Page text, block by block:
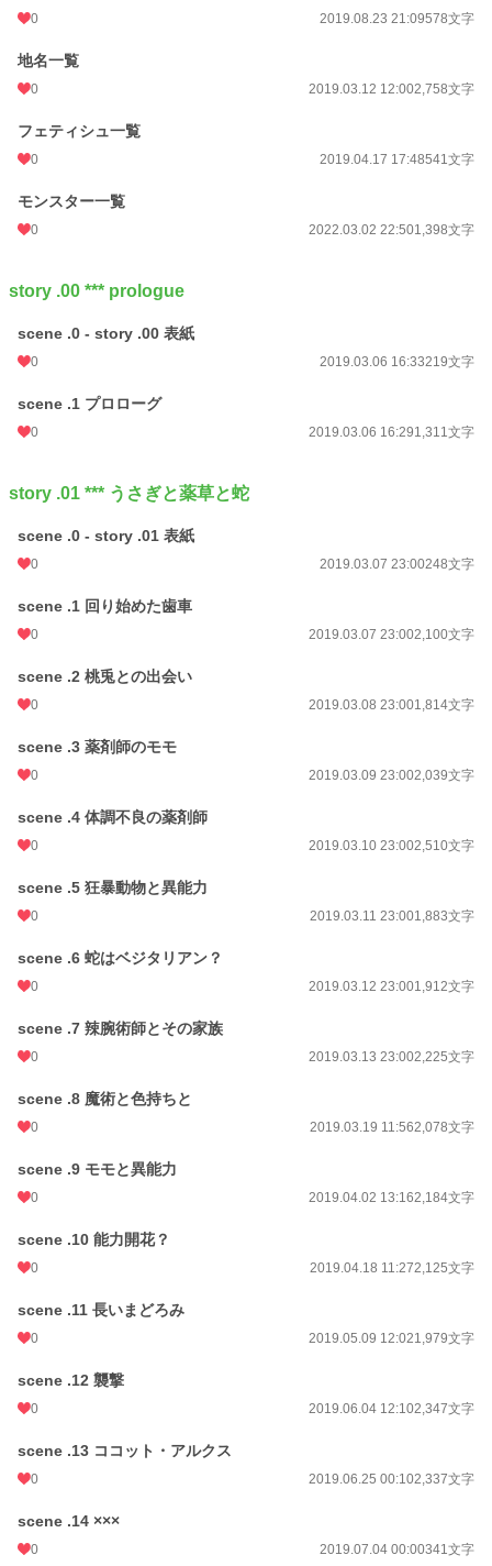
ファンタジー
お気に入り
24h.ポイント
文字数 420,279
初回公開日時 2019.03.06 16:29
月間ポイント 435 pt (37,187 位)
年間ポイント 6,237 pt (41,097 位)
累計ポイント
0 2019.08.23 21:09578文字
地名一覧
0 2019.03.12 12:002,758文字
フェティシュ一覧
0 2019.04.17 17:48541文字
モンスター一覧
0 2022.03.02 22:501,398文字
story .00 *** prologue
scene .0 - story .00 表紙
0 2019.03.06 16:33219文字
scene .1 プロローグ
0 2019.03.06 16:291,311文字
story .01 *** うさぎと薬草と蛇
scene .0 - story .01 表紙
0 2019.03.07 23:00248文字
scene .1 回り始めた歯車
0 2019.03.07 23:002,100文字
scene .2 桃兎との出会い
0 2019.03.08 23:001,814文字
scene .3 薬剤師のモモ
0 2019.03.09 23:002,039文字
scene .4 体調不良の薬剤師
0 2019.03.10 23:002,510文字
scene .5 狂暴動物と異能力
0 2019.03.11 23:001,883文字
scene .6 蛇はベジタリアン？
0 2019.03.12 23:001,912文字
scene .7 辣腕術師とその家族
0 2019.03.13 23:002,225文字
scene .8 魔術と色持ちと
0 2019.03.19 11:562,078文字
scene .9 モモと異能力
0 2019.04.02 13:162,184文字
scene .10 能力開花？
0 2019.04.18 11:272,125文字
scene .11 長いまどろみ
0 2019.05.09 12:021,979文字
scene .12 襲撃
0 2019.06.04 12:102,347文字
scene .13 ココット・アルクス
0 2019.06.25 00:102,337文字
scene .14 ×××
0 2019.07.04 00:00341文字